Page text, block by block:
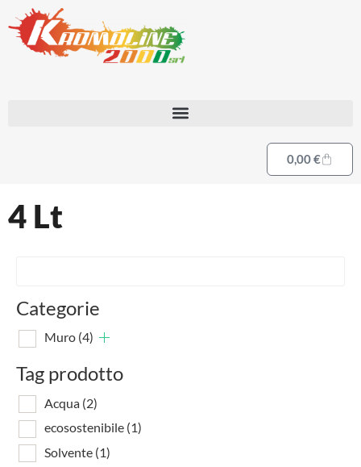
0,00€
4 Lt
Categorie
Muro (4)
Tag prodotto
Acqua (2)
ecosostenibile (1)
Solvente (1)